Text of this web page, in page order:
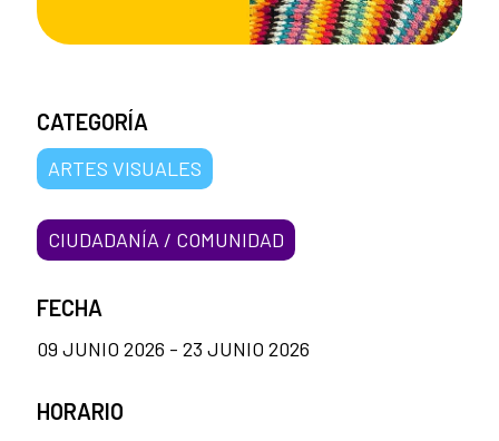
CATEGORÍA
ARTES VISUALES
CIUDADANÍA / COMUNIDAD
FECHA
09 JUNIO 2026 - 23 JUNIO 2026
HORARIO